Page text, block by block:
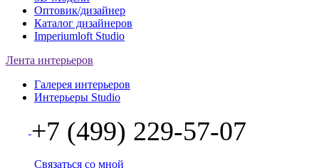
Оптовик/дизайнер
Каталог дизайнеров
Imperiumloft Studio
Лента интерьеров
Галерея интерьеров
Интерьеры Studio
+7 (499) 229-57-07
Связаться со мной